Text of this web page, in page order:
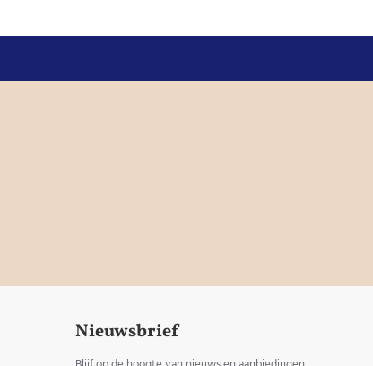
Nieuwsbrief